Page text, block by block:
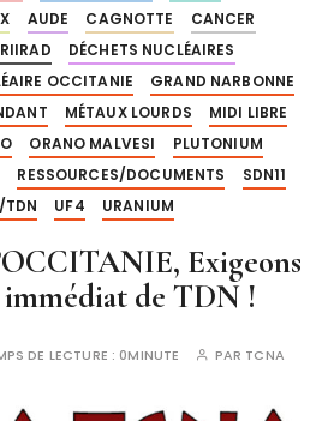
AUDE CAGNOTTE
CANCER
DÉCHETS NUCLÉAIRES
OCCITANIE
GRAND NARBONNE
MÉTAUX LOURDS
MIDI LIBRE
ORANO MALVESI
PLUTONIUM
RESSOURCES/DOCUMENTS
SDN11
TDN
UF4 URANIUM
Exigeons
immédiat de TDN !
DE LECTURE : 0MINUTE PAR TCNA